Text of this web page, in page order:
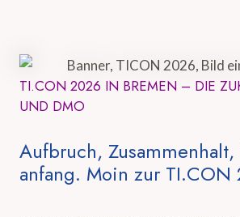
TI.CON 2026 IN BREMEN – DIE
UND DMO
Aufbruch,
anfang. Moin zur TI.CON